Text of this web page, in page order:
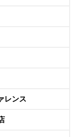
レンス